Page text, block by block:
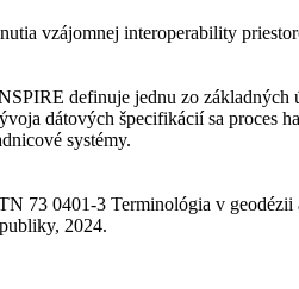
vzájomnej interoperability
definuje jednu zo
dátových špecifikácií sa proces
systémy.
73 0401-3 Terminológia v
2024.